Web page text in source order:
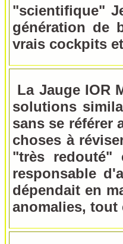
"scientifique"
génération de
vrais cockpits
La Jauge IOR
solutions
sans se référer
choses à
"très redouté"
responsable
dépendait en
anomalies, tout